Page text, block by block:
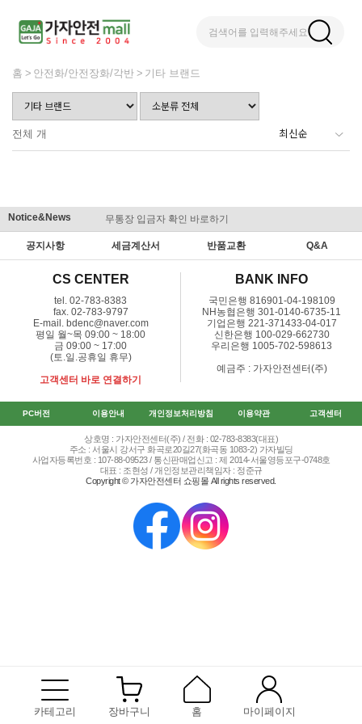
검색어를 입력해주세요
카테고리 장바구니 홈 마이페이지
홈 안전화/안전장화/각반 기타 브랜드
전체 개
Notice&News 무통장 입금자 확인 바로하기
공지사항 세금계산서 반품교환 Q&A
CS CENTER
tel. 02-783-8383
fax. 02-783-9797
E-mail. bdenc@naver.com
평일 월~목 09:00 ~ 18:00
금 09:00 ~ 17:00
(토.일.공휴일 휴무)
고객센터 바로 연결하기
BANK INFO
국민은행 816901-04-198109
NH농협은행 301-0140-6735-11
기업은행 221-371433-04-017
신한은행 100-029-662730
우리은행 1005-702-598613
예금주 : 가자안전센터(주)
PC버전 이용안내 개인정보처리방침 이용약관 고객센터
상호명 : 가자안전센터(주) / 전화 : 02-783-8383(대표)
주소 : 서울시 강서구 화곡로20길27(화곡동 1083-2) 가자빌딩
사업자등록번호 : 107-88-09523 / 통신판매업신고 : 제 2014-서울영등포구-0748호
대표 : 조현성 / 개인정보관리책임자 : 정준규
Copyright © 가자안전센터 쇼핑몰 All rights reserved.